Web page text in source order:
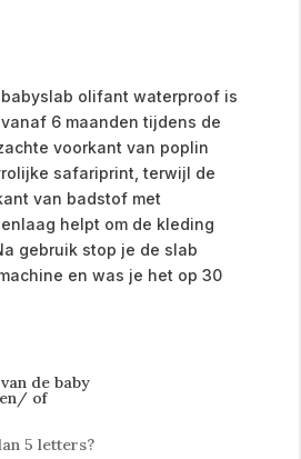
olifant waterproof is
6 maanden tijdens de
voorkant van poplin
safariprint, terwijl de
van badstof met
helpt om de kleding
gebruik stop je de slab
en was je het op 30
de baby
of
5 letters?